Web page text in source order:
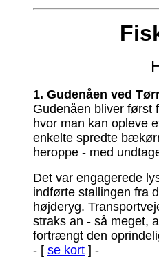
1. Gudenåen ved
Gudenåen bliver først
hvor man kan opleve
enkelte spredte
heroppe - med
Det var engagerede
indførte stallingen fra
højderyg.
straks an - så meget,
fortrængt den
- [ se kort ] -